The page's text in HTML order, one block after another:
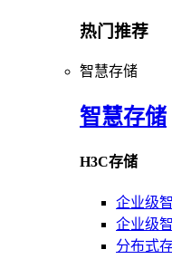
热门推荐
智慧存储
智慧存储
H3C存储
企业级
企业级
分布式